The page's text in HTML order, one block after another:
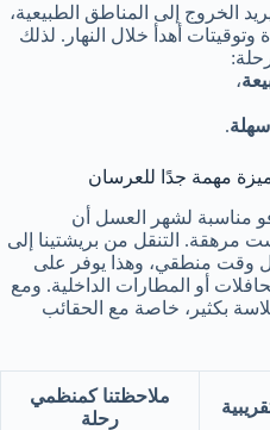
الخروج إلى المناطق الطبيعية،
وتوقيتات أهدأ خلال النهار. لذلك
،
.
مهمة جدًا للعرسان
مناسبة لشهر العسل أن
مرهقة. التنقل من بريشتينا إلى
وقت منطقي، وهذا يوفر على
أو المطارات الداخلية. ومع
بكثير، خاصة مع الحقائب
ملاحظتنا كمنظمي
رحلة